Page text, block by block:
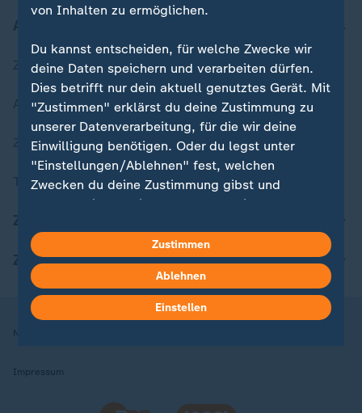
Zuletzt veröffentlicht
Aktuelle Sendungs-Videos
ZDFheute Stories
Themen im Überblick
ZDFheute Apps
Nutzungsbedingungen
Impressum
von Inhalten zu ermöglichen.
Du kannst entscheiden, für welche Zwecke wir
deine Daten speichern und verarbeiten dürfen.
Dies betrifft nur dein aktuell genutztes Gerät. Mit
"Zustimmen" erklärst du deine Zustimmung zu
unserer Datenverarbeitung, für die wir deine
Einwilligung benötigen. Oder du legst unter
"Einstellungen/Ablehnen" fest, welchen
Zwecken du deine Zustimmung gibst und
welchen nicht. Deine Datenschutzeinstellungen
in deinen Einstellungen widerrufen oder ändern.
Hier findest du das Impressum.
Weitere Informationen findest du in unserer
Datenschutzerklärung.
Zustimmen
Ablehnen
Einstellen